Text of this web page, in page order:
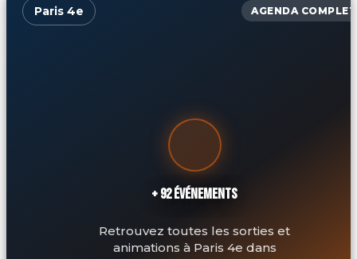
Paris 4e AGENDA COMPLET
+ 92 ÉVÉNEMENTS
Retrouvez toutes les sorties et
animations à Paris 4e dans